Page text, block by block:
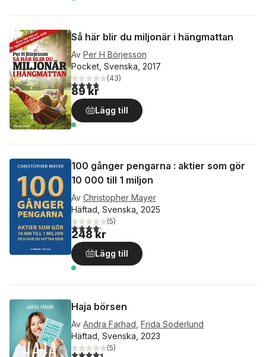
Så här blir du miljonär i hängmattan
Av Per H Börjesson
Pocket, Svenska, 2017
3,8utav 5 stjärnor. Totalt antal röster:
(43)
89 kr
Lägg till
100 gånger pengarna : aktier som gör
10 000 till 1 miljon
Av Christopher Mayer
Häftad, Svenska, 2025
4,2utav 5 stjärnor. Totalt antal röster:
(5)
248 kr
Lägg till
Haja börsen
Av Andra Farhad Frida Söderlund
Häftad, Svenska, 2023
4,4utav 5 stjärnor. Totalt antal röster:
(5)